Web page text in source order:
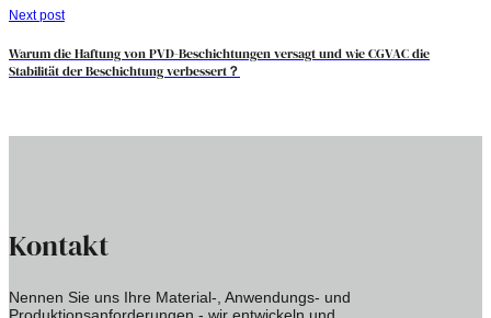
Next post
Warum die Haftung von PVD-Beschichtungen versagt und wie CGVAC die
Stabilität der Beschichtung verbessert？
Kontakt
Nennen Sie uns Ihre Material-, Anwendungs- und